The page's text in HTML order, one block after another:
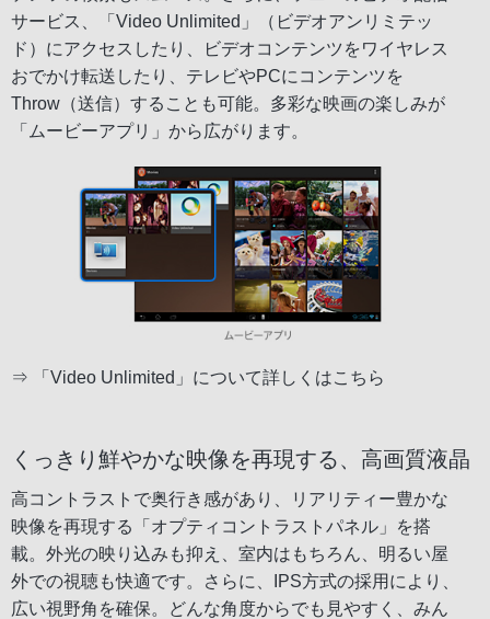
サービス、「Video Unlimited」（ビデオアンリミテッ
ド）にアクセスしたり、ビデオコンテンツをワイヤレス
おでかけ転送したり、テレビやPCにコンテンツを
Throw（送信）することも可能。多彩な映画の楽しみが
「ムービーアプリ」から広がります。
⇒ 「Video Unlimited」について詳しくはこちら
くっきり鮮やかな映像を再現する、高画質液晶
高コントラストで奥行き感があり、リアリティー豊かな
映像を再現する「オプティコントラストパネル」を搭
載。外光の映り込みも抑え、室内はもちろん、明るい屋
外での視聴も快適です。さらに、IPS方式の採用により、
広い視野角を確保。どんな角度からでも見やすく、みん